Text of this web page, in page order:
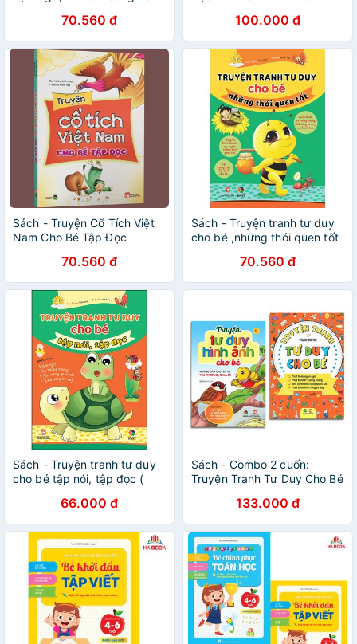
70.560 đ 100.000 đ
Sách - Truyện Cổ Tích Việt
Nam Cho Bé Tập Đọc
70.560 đ
Sách - Truyện tranh tư duy
cho bé ,những thói quen tốt
khả năng tư duy qua hình
ảnh)
70.560 đ
Sách - Truyện tranh tư duy
cho bé tập nói, tập đọc (
tưởng tượng, khả năng quan
sát)
66.000 đ
Sách - Combo 2 cuốn:
Truyện Tranh Tư Duy Cho Bé
133.000 đ